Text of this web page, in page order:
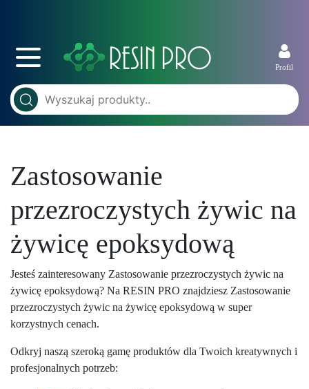
Profil
Zastosowanie
przezroczystych żywic na
żywicę epoksydową
Jesteś zainteresowany Zastosowanie przezroczystych żywic na
żywicę epoksydową? Na RESIN PRO znajdziesz Zastosowanie
przezroczystych żywic na żywicę epoksydową w super
korzystnych cenach.
Odkryj naszą szeroką gamę produktów dla Twoich kreatywnych i
profesjonalnych potrzeb: